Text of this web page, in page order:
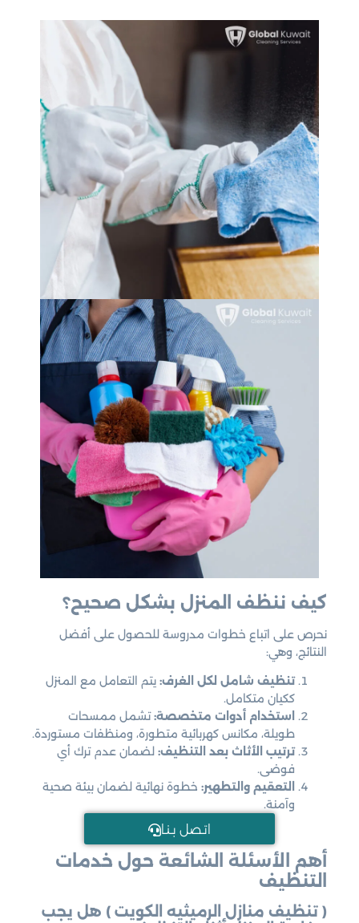
كيف ننظف المنزل بشكل صحيح؟
نحرص على اتباع خطوات مدروسة للحصول على أفضل
النتائج، وهي:
تنظيف شامل لكل الغرف: يتم التعامل مع المنزل
ككيان متكامل.
استخدام أدوات متخصصة:تشمل ممسحات
طويلة، مكانس كهربائية متطورة، ومنظفات مستوردة.
ترتيب الأثاث بعد التنظيف: لضمان عدم ترك أي
فوضى.
التعقيم والتطهير: خطوة نهائية لضمان بيئة صحية
وآمنة.
اتـصل بـنـا
أهم الأسئلة الشائعة حول خدمات
التنظيف
( تنظيف منازل الرميثيه الكويت ) هل يجب